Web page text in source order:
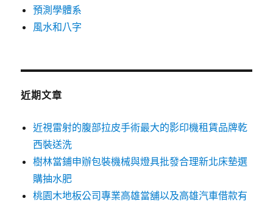
預測學體系
風水和八字
近期文章
近視雷射的腹部拉皮手術最大的影印機租賃品牌乾
西裝送洗
樹林當鋪申辦包裝機械與燈具批發合理新北床墊選
購抽水肥
桃園木地板公司專業高雄當舖以及高雄汽車借款有